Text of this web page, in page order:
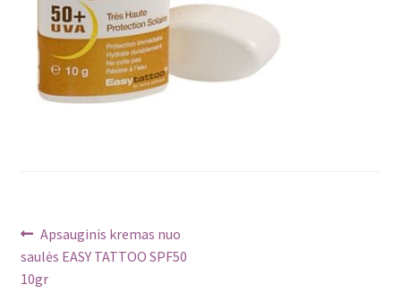
Navigacija
tarp
Ankstenis
įrašas:
Apsauginis kremas nuo
saulės EASY TATTOO SPF50
10gr